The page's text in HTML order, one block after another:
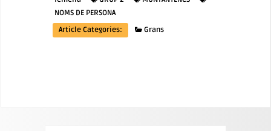
NOMS DE PERSONA
Article Categories:
Grans